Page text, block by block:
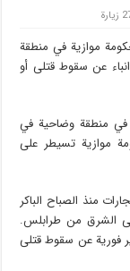
موازية في منطقة
عن سقوط قتلى أو
في منطقة وضاحية في
موازية تسيطر على
منذ الصباح الباكر
الشرق من طرابلس.
فورية عن سقوط قتلى